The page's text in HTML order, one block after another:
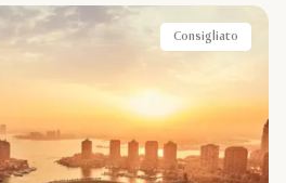
Consigliato